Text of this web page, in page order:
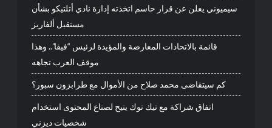
سيميوني يعلن عن قرار حاسم اتخذته إدارة نادي أتلتيكو بشأن
مستقبل ألفاريز
قائمة بالاتحادات المعارضة والمؤيدة لرئيس “فيفا”.. وهذا
موقف العرب تجاهه
كم سيتقاضى محمد صلاح من الأموال مع طرابزون سبور؟
اتفاق شراكة مع تيك توك يتيح لصناع المحتوى استخدام
شخصيات ديزني